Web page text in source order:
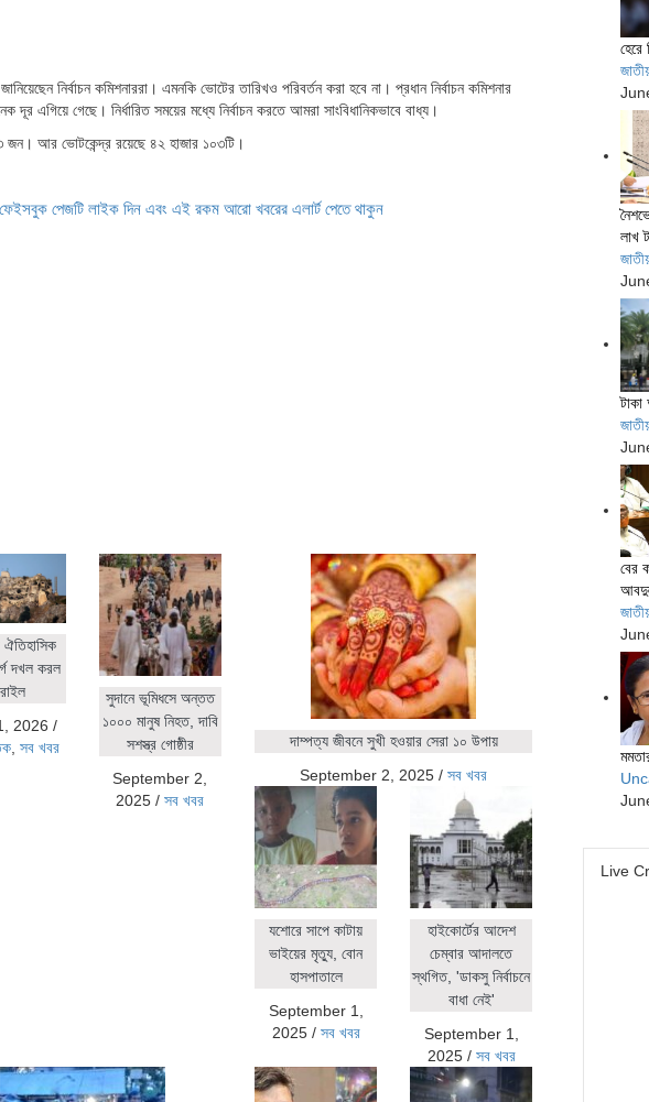
নির্বাচন কমিশনাররা। এমনকি ভোটের তারিখও পরিবর্তন করা হবে না। প্রধান নির্বাচন কমিশনার
এগিয়ে গেছে। নির্ধারিত সময়ের মধ্যে নির্বাচন করতে আমরা সাংবিধানিকভাবে বাধ্য।
জন। আর ভোটকেন্দ্র রয়েছে ৪২ হাজার ১০৩টি।
পেজটি লাইক দিন এবং এই রকম আরো খবরের এলার্ট পেতে থাকুন
ঐতিহাসিক
দখল করল
2026 /
,সব খবর
সুদানে ভূমিধসে অন্তত
১০০০ মানুষ নিহত, দাবি
সশস্ত্র গোষ্ঠীর
September 2,
2025 /সব খবর
দাম্পত্য জীবনে সুখী হওয়ার সেরা ১০ উপায়
September 2, 2025 /সব খবর
যশোরে সাপে কাটায়
ভাইয়ের মৃত্যু, বোন
হাসপাতালে
September 1,
2025/ সব খবর
হাইকোর্টের আদেশ
চেম্বার আদালতে
স্থগিত, 'ডাকসু নির্বাচনে
বাধা নেই'
September 1,
2025/ সব খবর
হেরে
লাখ
বের
Live